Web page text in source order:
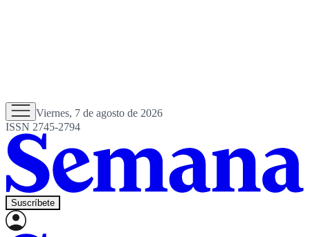
Viernes, 7 de agosto de 2026
ISSN 2745-2794
Suscríbete